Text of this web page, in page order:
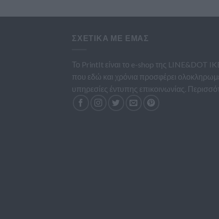
ΣΧΕΤΙΚΆ ΜΕ ΕΜΆΣ
Το PrintIt είναι το e-shop της LINE&DOT
που εδώ και χρόνια προσφέρει
υπηρεσίες έντυπης επικοινωνίας.